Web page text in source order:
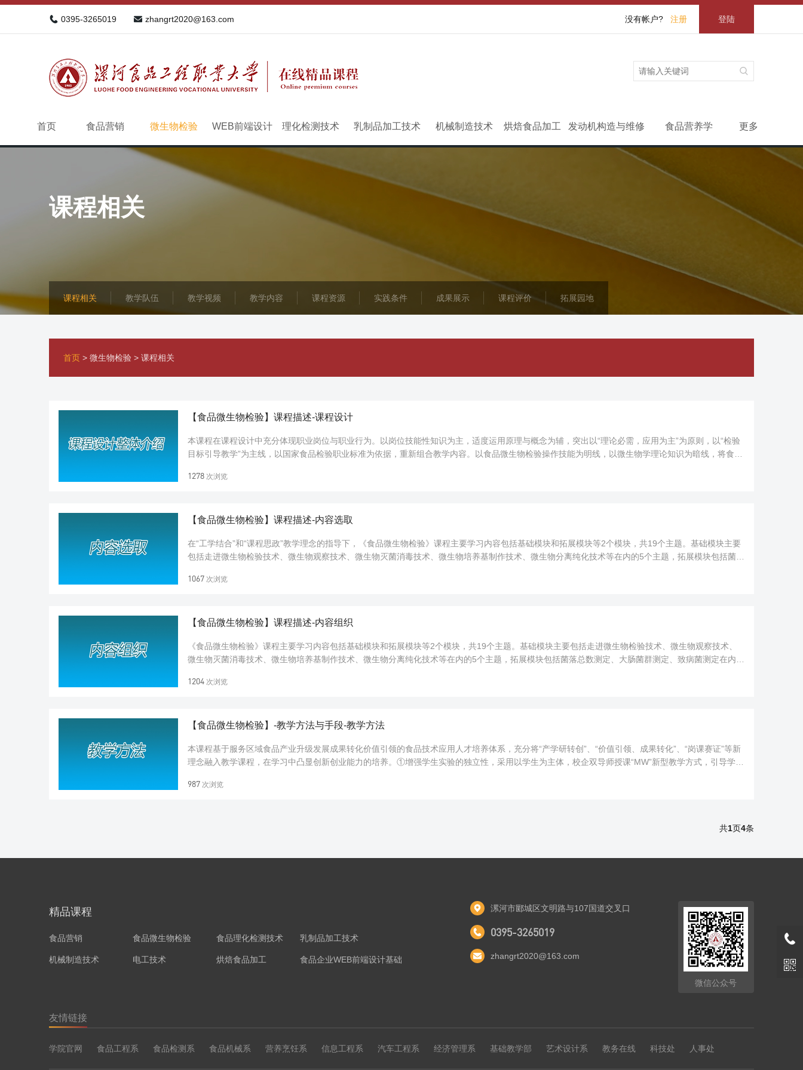
0395-3265019 zhangrt2020@163.com 没有帐户? 注册 登陆
首页 食品营销 微生物检验 WEB前端设计 理化检测技术 乳制品加工技术 机械制造技术 烘焙食品加工 发动机构造与维修 食品营养学 更多
课程相关
课程相关 教学队伍 教学视频 教学内容 课程资源 实践条件 成果展示 课程评价 拓展园地
首页 > 微生物检验 > 课程相关
【食品微生物检验】课程描述-课程设计
本课程在课程设计中充分体现职业岗位与职业行为。以岗位技能性知识为主，适度运用原理与概念为辅，突出以“理论必需，应用为主”为原则，以“检验
目标引导教学”为主线，以国家食品检验职业标准为依据，重新组合教学内容。以食品微生物检验操作技能为明线，以微生物学理论知识为暗线，将食品
1278 次浏览
【食品微生物检验】课程描述-内容选取
在“工学结合”和“课程思政”教学理念的指导下，《食品微生物检验》课程主要学习内容包括基础模块和拓展模块等2个模块，共19个主题。基础模块主要
包括走进微生物检验技术、微生物观察技术、微生物灭菌消毒技术、微生物培养基制作技术、微生物分离纯化技术等在内的5个主题，拓展模块包括菌落
1067 次浏览
【食品微生物检验】课程描述-内容组织
《食品微生物检验》课程主要学习内容包括基础模块和拓展模块等2个模块，共19个主题。基础模块主要包括走进微生物检验技术、微生物观察技术、
微生物灭菌消毒技术、微生物培养基制作技术、微生物分离纯化技术等在内的5个主题，拓展模块包括菌落总数测定、大肠菌群测定、致病菌测定在内的
1204 次浏览
【食品微生物检验】-教学方法与手段-教学方法
本课程基于服务区域食品产业升级发展成果转化价值引领的食品技术应用人才培养体系，充分将“产学研转创”、“价值引领、成果转化”、“岗课赛证”等新
理念融入教学课程，在学习中凸显创新创业能力的培养。①增强学生实验的独立性，采用以学生为主体，校企双导师授课“MW”新型教学方式，引导学生
987 次浏览
共1页4条
精品课程
食品营销 食品微生物检验 食品理化检测技术 乳制品加工技术
机械制造技术 电工技术 烘焙食品加工 食品企业WEB前端设计基础
漯河市郾城区文明路与107国道交叉口
0395-3265019
zhangrt2020@163.com
微信公众号
友情链接
学院官网 食品工程系 食品检测系 食品机械系 营养烹饪系 信息工程系 汽车工程系 经济管理系 基础教学部 艺术设计系 教务在线 科技处 人事处